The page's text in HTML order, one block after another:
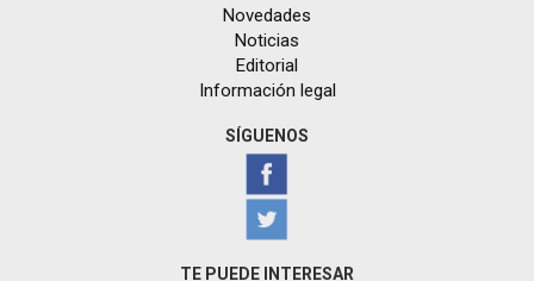
Novedades
Noticias
Editorial
Información legal
SÍGUENOS
TE PUEDE INTERESAR